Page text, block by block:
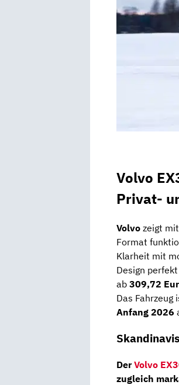
Volvo
Privat-
Volvo zeigt
Format
Klarheit mit
Design
ab 309,72
Das
Anfang 2026
DerVolvo
zugleich